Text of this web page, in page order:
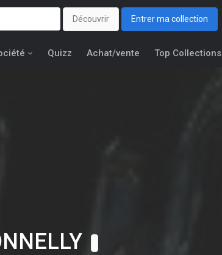
Découvrir Entrer ma collection
Quizz Achat/vente Top Collections